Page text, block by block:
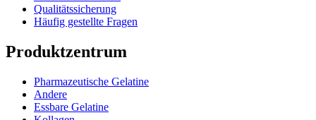
Qualitätssicherung
Häufig gestellte Fragen
Produktzentrum
Pharmazeutische Gelatine
Andere
Essbare Gelatine